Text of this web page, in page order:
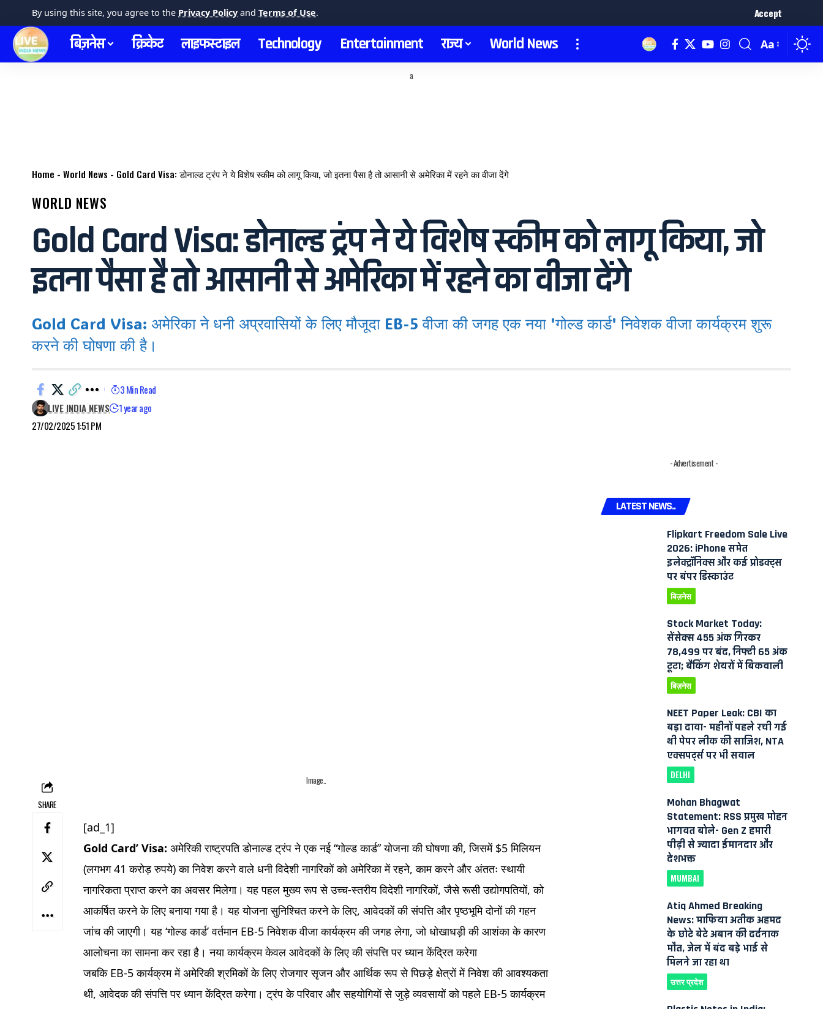
By using this site, you agree to the Privacy Policy and Terms of Use. Accept
बिज़नेस क्रिकेट लाइफस्टाइल Technology Entertainment राज्य World News Aa
a
Home - World News - Gold Card Visa: डोनाल्ड ट्रंप ने ये विशेष स्कीम को लागू किया, जो इतना पैसा है तो आसानी से अमेरिका में रहने का वीजा देंगे
WORLD NEWS
Gold Card Visa: डोनाल्ड ट्रंप ने ये विशेष स्कीम को लागू किया, जो
इतना पैसा है तो आसानी से अमेरिका में रहने का वीजा देंगे
Gold Card Visa: अमेरिका ने धनी अप्रवासियों के लिए मौजूदा EB-5 वीजा की जगह एक नया 'गोल्ड कार्ड' निवेशक वीजा कार्यक्रम शुरू
करने की घोषणा की है।
27/02/2025 1:51 PM
LIVE INDIA NEWS 1 year ago
3 Min Read
SHARE
Image..
[ad_1]
Gold Card’ Visa: अमेरिकी राष्ट्रपति डोनाल्ड ट्रंप ने एक नई “गोल्ड कार्ड” योजना की घोषणा की, जिसमें $5 मिलियन
(लगभग 41 करोड़ रुपये) का निवेश करने वाले धनी विदेशी नागरिकों को अमेरिका में रहने, काम करने और अंततः स्थायी
नागरिकता प्राप्त करने का अवसर मिलेगा। यह पहल मुख्य रूप से उच्च-स्तरीय विदेशी नागरिकों, जैसे रूसी उद्योगपतियों, को
आकर्षित करने के लिए बनाया गया है। यह योजना सुनिश्चित करने के लिए, आवेदकों की संपत्ति और पृष्ठभूमि दोनों की गहन
जांच की जाएगी। यह ‘गोल्ड कार्ड’ वर्तमान EB-5 निवेशक वीजा कार्यक्रम की जगह लेगा, जो धोखाधड़ी की आशंका के कारण
आलोचना का सामना कर रहा है। नया कार्यक्रम केवल आवेदकों के लिए की संपत्ति पर ध्यान केंद्रित करेगा
जबकि EB-5 कार्यक्रम में अमेरिकी श्रमिकों के लिए रोजगार सृजन और आर्थिक रूप से पिछड़े क्षेत्रों में निवेश की आवश्यकता
थी, आवेदक की संपत्ति पर ध्यान केंद्रित करेगा। ट्रंप के परिवार और सहयोगियों से जुड़े व्यवसायों को पहले EB-5 कार्यक्रम
- Advertisement -
LATEST NEWS..
Flipkart Freedom Sale Live
2026: iPhone समेत
इलेक्ट्रॉनिक्स और कई प्रोडक्ट्स
पर बंपर डिस्काउंट
बिज़नेस
Stock Market Today:
सेंसेक्स 455 अंक गिरकर
78,499 पर बंद, निफ्टी 65 अंक
टूटा; बैंकिंग शेयरों में बिकवाली
बिज़नेस
NEET Paper Leak: CBI का
बड़ा दावा- महीनों पहले रची गई
थी पेपर लीक की साजिश, NTA
एक्सपर्ट्स पर भी सवाल
DELHI
Mohan Bhagwat
Statement: RSS प्रमुख मोहन
भागवत बोले- Gen Z हमारी
पीढ़ी से ज्यादा ईमानदार और
देशभक्त
MUMBAI
Atiq Ahmed Breaking
News: माफिया अतीक अहमद
के छोटे बेटे अबान की दर्दनाक
मौत, जेल में बंद बड़े भाई से
मिलने जा रहा था
उत्तर प्रदेश